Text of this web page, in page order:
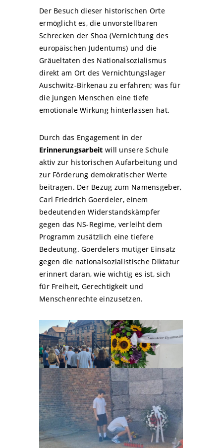
Der Besuch dieser historischen Orte
ermöglicht es, die unvorstellbaren
Schrecken der Shoa (Vernichtung des
europäischen Judentums) und die
Gräueltaten des Nationalsozialismus
direkt am Ort des Vernichtungslager
Auschwitz-Birkenau zu erfahren; was für
die jungen Menschen eine tiefe
emotionale Wirkung hinterlassen hat.
Durch das Engagement in der
Erinnerungsarbeit will unsere Schule
aktiv zur historischen Aufarbeitung und
zur Förderung demokratischer Werte
beitragen. Der Bezug zum Namensgeber,
Carl Friedrich Goerdeler, einem
bedeutenden Widerstandskämpfer
gegen das NS-Regime, verleiht dem
Programm zusätzlich eine tiefere
Bedeutung. Goerdelers mutiger Einsatz
gegen die nationalsozialistische Diktatur
erinnert daran, wie wichtig es ist, sich
für Freiheit, Gerechtigkeit und
Menschenrechte einzusetzen.